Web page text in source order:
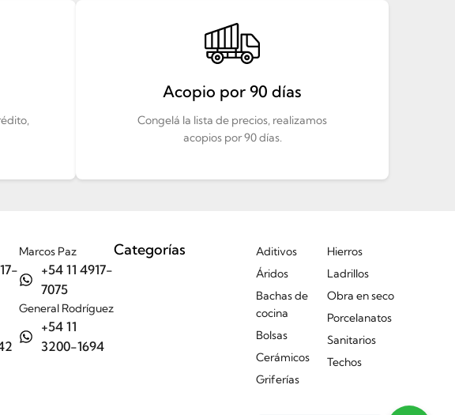
Acopio por 90 días
Congelá la lista de precios, realizamos
acopios por 90 días.
Marcos Paz
+54 11 4917-
7075
General Rodríguez
+54 11
3200-1694
Categorías
Aditivos
Áridos
Bachas de
cocina
Bolsas
Cerámicos
Griferías
Hierros
Ladrillos
Obra en seco
Porcelanatos
Sanitarios
Techos